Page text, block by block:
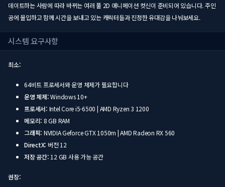
데이트하는 사람에 따라 바뀌는 여러 풀 2D 애니메이션 컷신이 준비되어 있습니다. 주인
공에 몰입하고 함께 시간을 보내고 있는 캐릭터들과 진정한 유대감을 나눠보세요.
시스템 요구사항
최소:
64비트 프로세서와 운영 체제가 필요합니다
운영 체제:Windows 10+
프로세서: Intel Core i5-6500 | AMD Ryzen 3 1200
메모리: 8 GB RAM
그래픽: NVIDIA Geforce GTX 1050m | AMD Radeon RX 560
DirectX: 버전 12
저장 공간: 12 GB 사용 가능 공간
권장: